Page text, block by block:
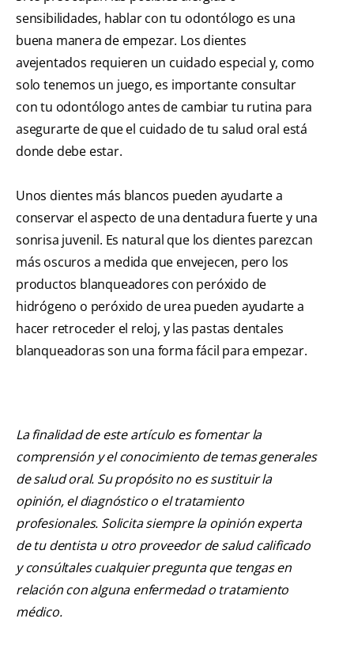
sensibilidades, hablar con tu odontólogo es una
buena manera de empezar. Los dientes
avejentados requieren un cuidado especial y, como
solo tenemos un juego, es importante consultar
con tu odontólogo antes de cambiar tu rutina para
asegurarte de que el cuidado de tu salud oral está
donde debe estar.
Unos dientes más blancos pueden ayudarte a
conservar el aspecto de una dentadura fuerte y una
sonrisa juvenil. Es natural que los dientes parezcan
más oscuros a medida que envejecen, pero los
productos blanqueadores con peróxido de
hidrógeno o peróxido de urea pueden ayudarte a
hacer retroceder el reloj, y las pastas dentales
blanqueadoras son una forma fácil para empezar.
La finalidad de este artículo es fomentar la
comprensión y el conocimiento de temas generales
de salud oral. Su propósito no es sustituir la
opinión, el diagnóstico o el tratamiento
profesionales. Solicita siempre la opinión experta
de tu dentista u otro proveedor de salud calificado
y consúltales cualquier pregunta que tengas en
relación con alguna enfermedad o tratamiento
médico.